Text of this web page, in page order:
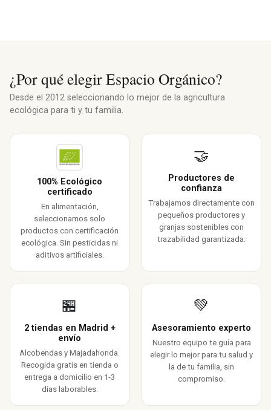
¿Por qué elegir Espacio Orgánico?
Desde el 2012 seleccionando lo mejor de la agricultura
ecológica para ti y tu familia.
100% Ecológico
certificado
En alimentación,
seleccionamos solo
productos con certificación
ecológica. Sin pesticidas ni
aditivos artificiales.
🤝
Productores de
confianza
Trabajamos directamente con
pequeños productores y
granjas sostenibles con
trazabilidad garantizada.
🏪
2 tiendas en Madrid +
envío
Alcobendas y Majadahonda.
Recogida gratis en tienda o
entrega a domicilio en 1-3
días laborables.
💚
Asesoramiento experto
Nuestro equipo te guía para
elegir lo mejor para tu salud y
la de tu familia, sin
compromiso.